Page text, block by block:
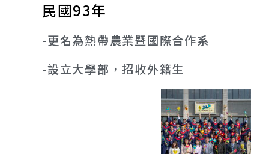
民國93年​
-更名為熱帶農業暨國際合作系
-設立大學部，招收外籍生